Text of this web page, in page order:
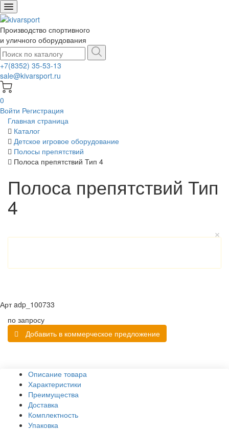
Производство спортивного
и уличного оборудования
+7(8352) 35-53-13
sale@kivarsport.ru
0
Войти Регистрация
Главная страница
Каталог
Детское игровое оборудование
Полосы препятствий
Полоса препятствий Тип 4
Полоса препятствий Тип
4
Артadp_100733
по запросу
Добавить в коммерческое предложение
Описание товара
Характеристики
Преимущества
Доставка
Комплектность
Упаковка